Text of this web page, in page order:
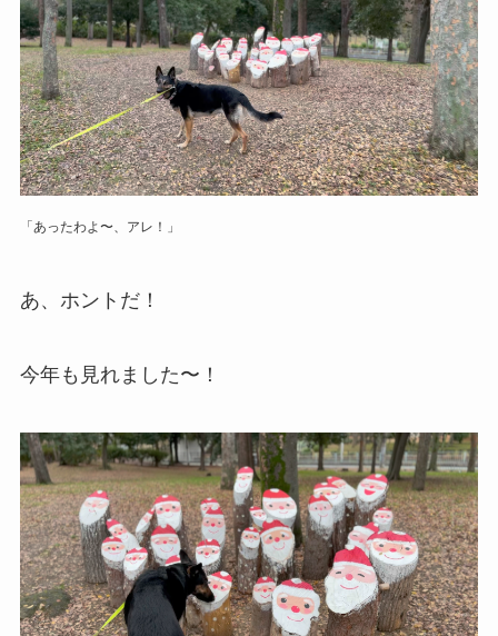
「あったわよ〜、アレ！」
あ、ホントだ！
今年も見れました〜！